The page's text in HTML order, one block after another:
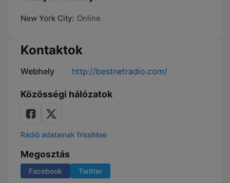
New York City: Online
Kontaktok
Webhely http://bestnetradio.com/
Közösségi hálózatok
Rádió adatainak frissítése
Megosztás
Facebook Twitter